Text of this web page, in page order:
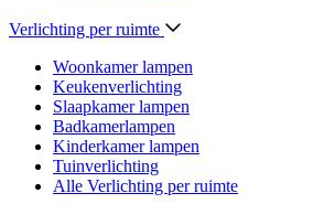
Verlichting per ruimte
Woonkamer lampen
Keukenverlichting
Slaapkamer lampen
Badkamerlampen
Kinderkamer lampen
Tuinverlichting
Alle Verlichting per ruimte